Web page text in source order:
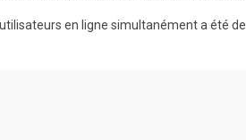
en ligne simultanément a été de